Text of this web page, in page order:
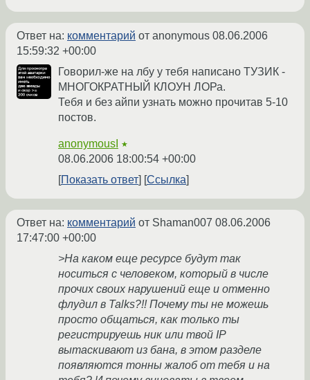
Ответ на: комментарий от anonymous 08.06.2006
15:59:32 +00:00
Говорил-же на лбу у тебя написано ТУЗИК -
МНОГОКРАТНЫЙ КЛОУН ЛОРа.
Тебя и без айпи узнать можно прочитав 5-10
постов.
anonymousI ★
08.06.2006 18:00:54 +00:00
Показать ответ
Ссылка
Ответ на: комментарий от Shaman007 08.06.2006
17:47:00 +00:00
>На каком еще ресурсе будут так
носиться с человеком, который в числе
прочих своих нарушений еще и отменно
флудил в Talks?!! Почему ты не можешь
просто общаться, как только ты
регистрируешь ник или твой IP
вытаскивают из бана, в этом разделе
появляются тонны жалоб от тебя и на